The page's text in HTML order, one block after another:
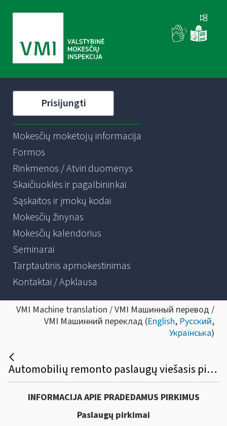
Prisijungti
Mokesčių mokėtojų informacija
Formos
Rinkmenos / Atviri duomenys
Skaičiuoklės ir pagalbininkai
Sąskaitos ir įmokų kodai
Mokesčių žinynas
Mokesčių kalendorius
Seminarai
Tarptautinis apmokestinimas
Kontaktai / Apklausa
VMI Machine translation / VMI Машинный перевод /
VMI Машинний переклад (English, Русский,
Українська)
Automobilių remonto paslaugų viešasis pirkimas
INFORMACIJA APIE PRADEDAMUS PIRKIMUS
Paslaugų pirkimai